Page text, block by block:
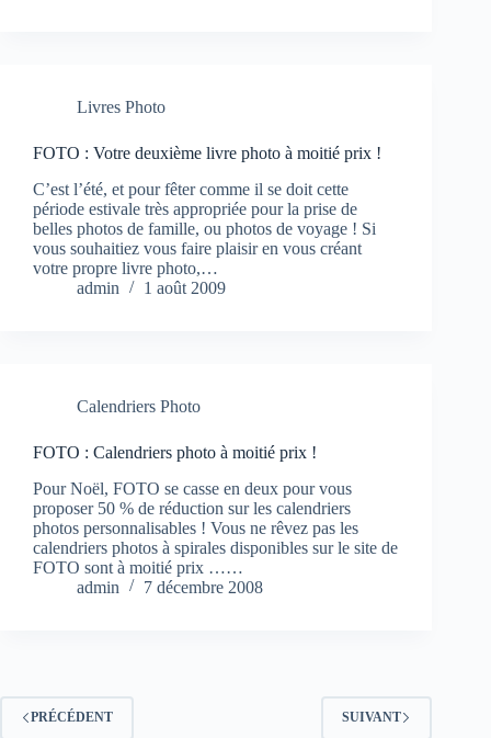
Livres Photo
FOTO : Votre deuxième livre photo à moitié prix !
C’est l’été, et pour fêter comme il se doit cette
période estivale très appropriée pour la prise de
belles photos de famille, ou photos de voyage ! Si
vous souhaitiez vous faire plaisir en vous créant
votre propre livre photo,…
admin
1 août 2009
Calendriers Photo
FOTO : Calendriers photo à moitié prix !
Pour Noël, FOTO se casse en deux pour vous
proposer 50 % de réduction sur les calendriers
photos personnalisables ! Vous ne rêvez pas les
calendriers photos à spirales disponibles sur le site de
FOTO sont à moitié prix ……
admin
7 décembre 2008
PRÉCÉDENT SUIVANT